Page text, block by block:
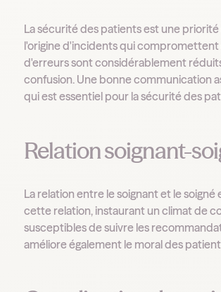
La sécurité des patients est une
l'origine d'incidents qui compromettent
d'erreurs sont considérablement
confusion. Une bonne communication
qui est essentiel pour la sécurité des
Relation soignant-
La relation entre le soignant et le
cette relation, instaurant un climat de
susceptibles de suivre les
améliore également le moral des